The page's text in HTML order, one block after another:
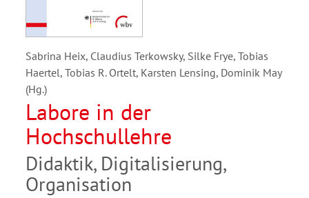
Sabrina Heix, Claudius Terkowsky, Silke Frye, Tobias
Haertel, Tobias R. Ortelt, Karsten Lensing, Dominik May
(Hg.)
Labore in der
Hochschullehre
Didaktik, Digitalisierung,
Organisation